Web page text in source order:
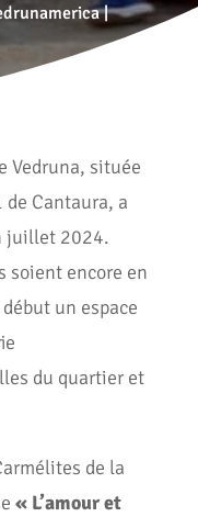
|
Vedruna, située
de Cantaura, a
juillet 2024.
soient encore en
un espace
du quartier et
de la
« L’amour et